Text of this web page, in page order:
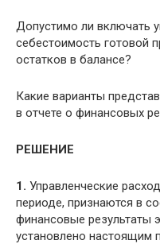
Допустимо ли включать
себестоимость готовой
остатков в балансе?
Какие варианты
в отчете о финансовых
РЕШЕНИЕ
1. Управленческие
периоде, признаются в
финансовые результаты
установлено настоящим